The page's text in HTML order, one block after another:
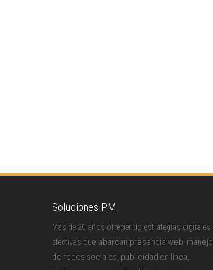
Soluciones PM
Más de 20 años ofreciendo estrategias digitales
efectivas que abarcan presencia web, manejo
de redes sociales, publicidad en línea,